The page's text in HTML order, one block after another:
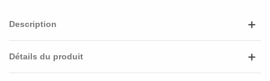
Description
Détails du produit